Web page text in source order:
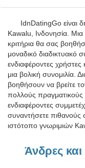
IdnDatingGo είναι
Kawalu, Ινδονησία.
κριτήρια θα σας
μοναδικό διαδικτυακό
ενδιαφέροντες χρήστες
μια βολική συνομιλία.
βοηθήσουν να βρείτε
πολλούς πραγματικούς
ενδιαφέροντες
συναντήσετε πιθανούς
ιστότοπο γνωριμιών
Άνδρες